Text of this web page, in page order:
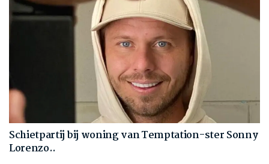
Schietpartij bij woning van Temptation-ster Sonny
Lorenzo..